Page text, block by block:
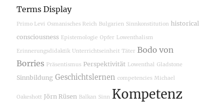
Terms Display
Primo Levi Osmanisches Reich Bulgarien Sinnkonstitution historical
consciousness Epistemologie Opfer Lowenthalism
Erinnerungsdidaktik Unterrichtseinheit Täter Bodo von
Borries Präsentismus Perspektivität Lowenthal Gladstone
Sinnbildung Geschichtslernen competencies Michael
Oakeshott Jörn Rüsen Balkan Sinn Kompetenz